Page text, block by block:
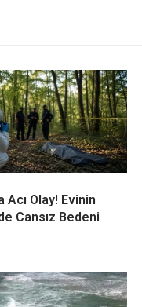
Cansız Bedeni
Girdi!
Nefes Kesen